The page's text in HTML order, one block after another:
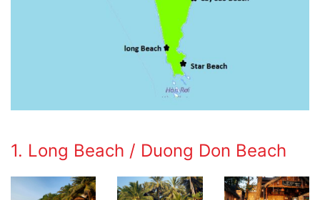
1. Long Beach / Duong Don Beach